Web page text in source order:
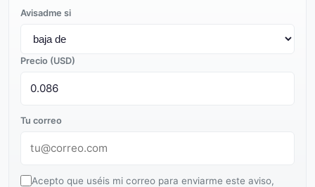
Avisadme si
Precio (USD)
Tu correo
Acepto que uséis mi correo para enviarme este aviso,